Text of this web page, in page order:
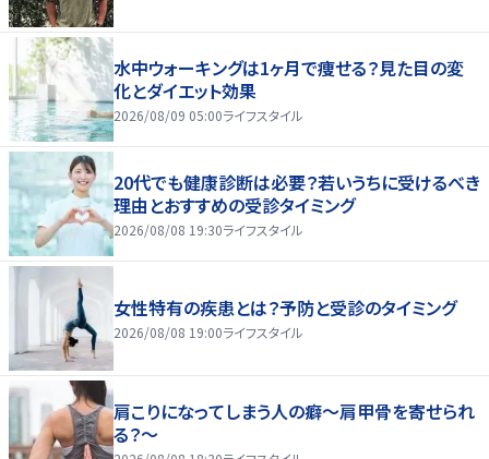
水中ウォーキングは1ヶ月で痩せる？見た目の変
化とダイエット効果
2026/08/09 05:00ライフスタイル
20代でも健康診断は必要？若いうちに受けるべき
理由とおすすめの受診タイミング
2026/08/08 19:30ライフスタイル
女性特有の疾患とは？予防と受診のタイミング
2026/08/08 19:00ライフスタイル
肩こりになってしまう人の癖～肩甲骨を寄せられ
る？～